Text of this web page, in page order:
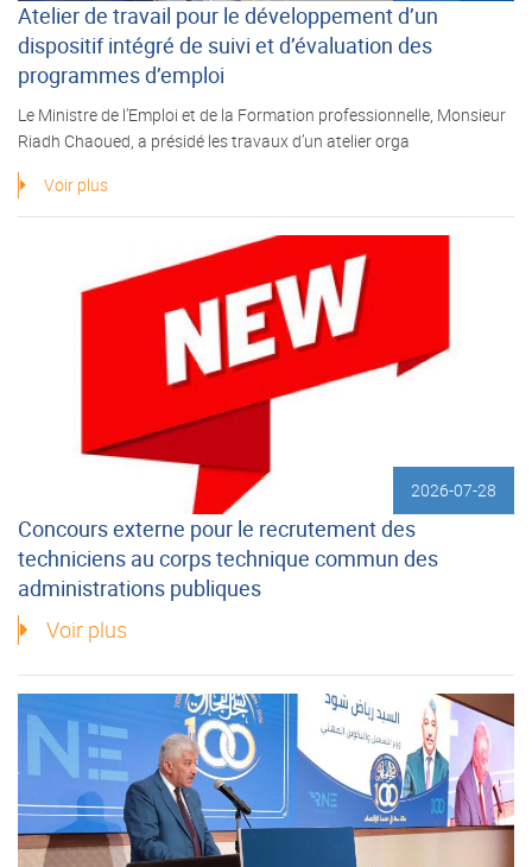
Atelier de travail pour le développement d’un
dispositif intégré de suivi et d’évaluation des
programmes d’emploi
Le Ministre de l’Emploi et de la Formation professionnelle, Monsieur
Riadh Chaoued, a présidé les travaux d’un atelier orga
Voir plus
2026-07-28
Concours externe pour le recrutement des
techniciens au corps technique commun des
administrations publiques
Voir plus